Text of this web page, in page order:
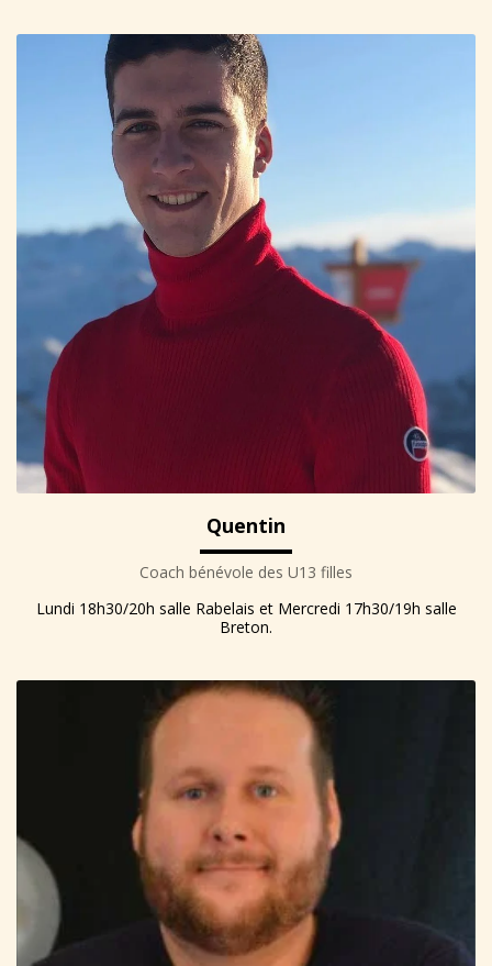
Quentin
Coach bénévole des U13 filles
Lundi 18h30/20h salle Rabelais et Mercredi 17h30/19h salle
Breton.